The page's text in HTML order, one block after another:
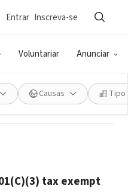
Voluntariar Anunciar
Entrar Inscreva-se
Causas Tipo
tax exempt